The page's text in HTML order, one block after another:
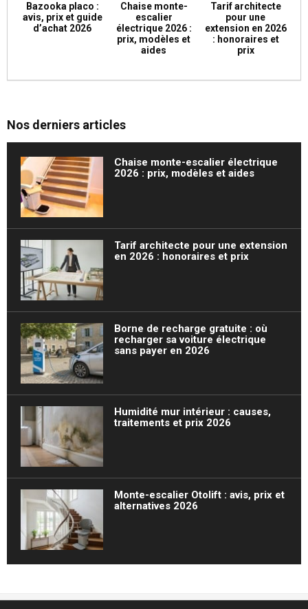
Bazooka placo :
avis, prix et guide
d’achat 2026
Chaise monte-
escalier
électrique 2026 :
prix, modèles et
aides
Tarif architecte
pour une
extension en 2026
: honoraires et
prix
Nos derniers articles
Chaise monte-escalier électrique
2026 : prix, modèles et aides
Tarif architecte pour une extension
en 2026 : honoraires et prix
Borne de recharge gratuite : où
recharger sa voiture électrique
sans payer en 2026
Humidité mur intérieur : causes,
traitements et prix 2026
Monte-escalier Otolift : avis, prix et
alternatives 2026